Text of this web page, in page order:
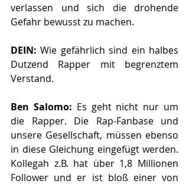
verlassen und sich die drohende
Gefahr bewusst zu machen.
DEIN: Wie gefährlich sind ein halbes
Dutzend Rapper mit begrenztem
Verstand.
Ben Salomo: Es geht nicht nur um
die Rapper. Die Rap-Fanbase und
unsere Gesellschaft, müssen ebenso
in diese Gleichung eingefügt werden.
Kollegah z.B. hat über 1,8 Millionen
Follower und er ist bloß einer von